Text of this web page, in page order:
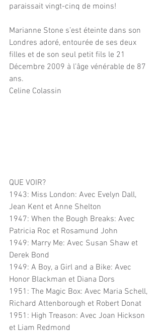
paraissait vingt-cinq de moins!
Marianne Stone s’est éteinte dans son
Londres adoré, entourée de ses deux
filles et de son seul petit fils le 21
Décembre 2009 à l’âge vénérable de 87
ans.
Celine Colassin
QUE VOIR?
1943: Miss London: Avec Evelyn Dall,
Jean Kent et Anne Shelton
1947: When the Bough Breaks: Avec
Patricia Roc et Rosamund John
1949: Marry Me: Avec Susan Shaw et
Derek Bond
1949: A Boy, a Girl and a Bike: Avec
Honor Blackman et Diana Dors
1951: The Magic Box: Avec Maria Schell,
Richard Attenborough et Robert Donat
1951: High Treason: Avec Joan Hickson
et Liam Redmond